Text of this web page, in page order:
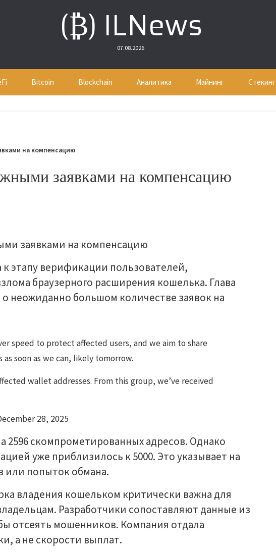
(₿) ILNews
07.08.2026
Bitcoin Blockchain Аналитика Майнинг Стекинг
на компенсацию
заявками на компенсацию
этапу верификации пользователей,
браузерного расширения кошелька. Глава
неожиданно большом количестве заявок на
speed to protect affected users, and we aim to share
soon as we can, likely tomorrow.
wallet addresses. From this group, we’ve received
28, 2025
скомпрометированных адресов. Однако
уже приблизилось к 5000. Это указывает на
или попыток обмана.
владения кошельком критически важна для
Разработчики сопоставляют данные из
отсеять мошенников. Компания отдала
а не скорости выплат.